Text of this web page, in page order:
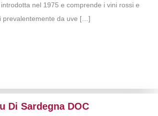
nel 1975 e comprende i vini rossi e
prevalentemente da uve […]
Di Sardegna DOC